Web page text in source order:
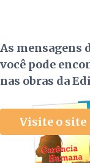
As mensagens
você pode
nas obras da
Visite o site